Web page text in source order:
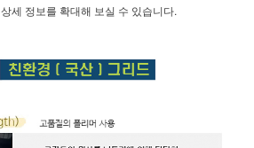
상세 정보를 확대해 보실 수 있습니다.